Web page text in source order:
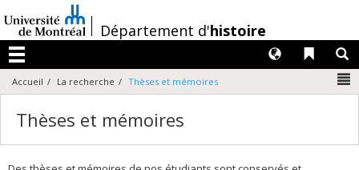
au
contenu
/Département d'histoire
Menu
Liens
Langues
Accueil La recherche Thèses et mémoires
Thèses et mémoires